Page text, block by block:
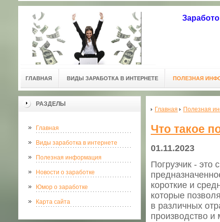
ГЛАВНАЯ ВИДЫ ЗАРАБОТКА В ИНТЕРНЕТЕ ПОЛЕЗНАЯ
РАЗДЕЛЫ
Главная
Виды заработка в интернете
Полезная информация
Новости о заработке
Юмор о заработке
Карта сайта
Главная Полезная
Что такое
01.11.2023
Погрузчик -
короткие и
которые
в различных
производство и